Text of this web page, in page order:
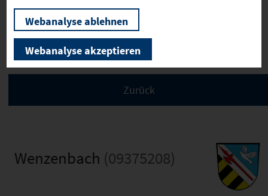
Kommunale Infrastruktur
Wenzenbach (09375208)
Webanalyse ablehnen
Webanalyse akzeptieren